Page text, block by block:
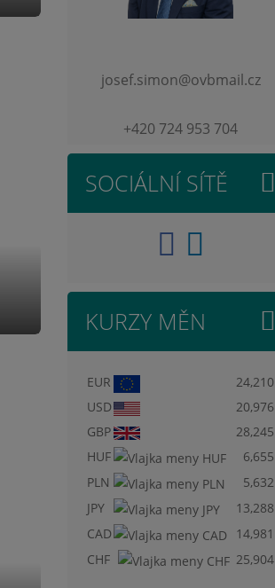
josef.simon@ovbmail.cz
+420 724 953 704
SOCIÁLNÍ SÍTĚ
KURZY MĚN
EUR
24,210
USD
20,976
GBP
28,245
HUF
6,655
PLN
5,632
JPY
13,288
CAD
14,981
CHF
25,904